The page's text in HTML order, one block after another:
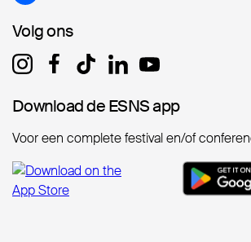
Volg ons
Volg ons
Download de ESNS app
Download de ESNS app
Voor een complete festival en/of